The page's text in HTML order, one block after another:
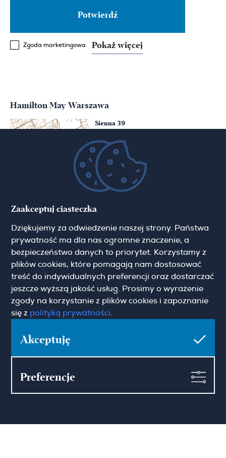
Zgoda marketingowa Pokaż więcej
Hamilton May Warszawa
Sienna 39
(+48) 22 428 16 15
warsaw@hamiltonmay.com
31-117 Krakow
(+48) 12 426 51 26
krakow@hamiltonmay.com
Hamilton May Wrocław
Zaakceptuj ciasteczka
Dziękujemy za odwiedzenie naszej strony. Państwa
prywatność ma dla nas ogromne znaczenie, a
bezpieczeństwo danych to priorytet. Korzystamy z
plików cookies, które pomagają nam dostosować
treść do indywidualnych preferencji oraz dostarczać
jeszcze wyższą jakość usług. Prosimy o wyrażenie
zgody na korzystanie z plików cookies i zapoznanie
się z polityką prywatności
Akceptuję
Preferencje